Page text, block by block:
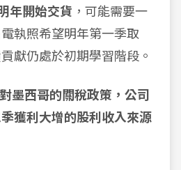
年開始交貨 ，可能需要一
執照希望明年第一季取
獻仍處於初期學習階段。
墨西哥的關稅政策，公司
獲利大增的股利收入來源